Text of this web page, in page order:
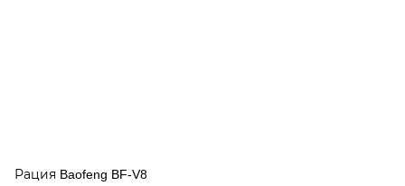
Рация Baofeng BF-V8